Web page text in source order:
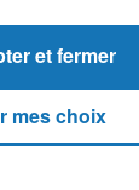
mes choix
et fermer